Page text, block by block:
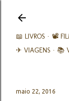
📖 LIVROS 📽️
✈ VIAGENS
📚︎
maio 22, 2016